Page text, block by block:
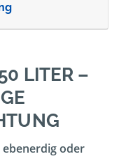
LITER –
oder